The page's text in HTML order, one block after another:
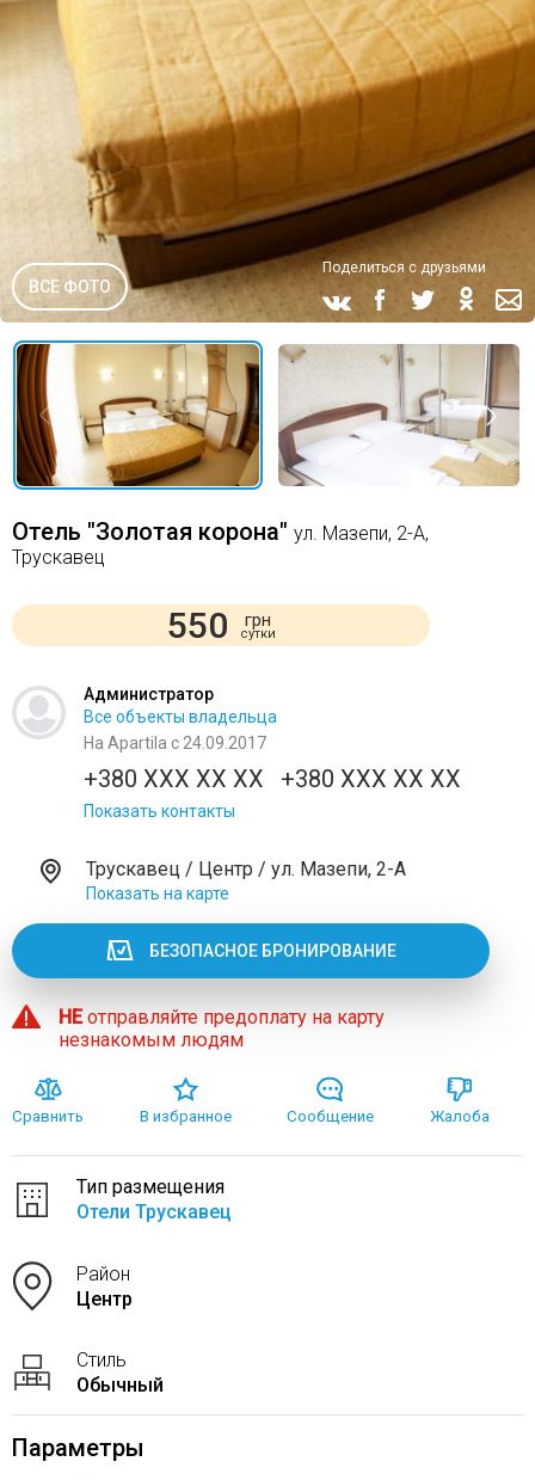
ВСЕ ФОТО
Поделиться с друзьями
Отель "Золотая корона" ул. Мазепи, 2-А,
Трускавец
550 грн
сутки
Администратор
Все объекты владельца
На Apartila с 24.09.2017
+380 XXX XX XX +380 XXX XX XX
Показать контакты
Трускавец / Центр / ул. Мазепи, 2-А
Показать на карте
БЕЗОПАСНОЕ БРОНИРОВАНИЕ
НЕотправляйте предоплату на карту
незнакомым людям
Сравнить В избранное Сообщение Жалоба
Тип размещения
Отели Трускавец
Район
Центр
Стиль
Обычный
Параметры